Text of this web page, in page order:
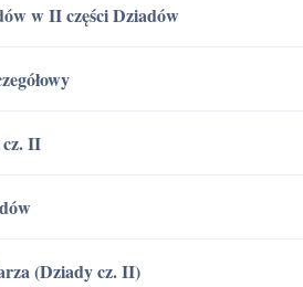
w II części Dziadów
cz. II
(Dziady cz. II)